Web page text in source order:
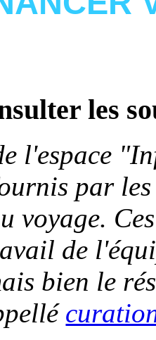
les
l'espace
par
voyage.
de
bien le